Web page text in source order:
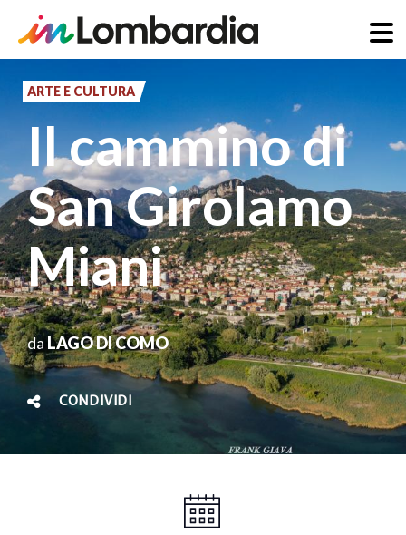
ARTE E CULTURA
Il cammino di
San Girolamo
Miani
daLAGO DI COMO
CONDIVIDI